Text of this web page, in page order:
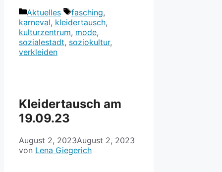
Kategorien
Aktuelles Schlagwörter
fasching,
karneval, kleidertausch,
kulturzentrum, mode,
sozialestadt, soziokultur,
verkleiden
Kleidertausch am
19.09.23
August 2, 2023August 2, 2023
von Lena Giegerich